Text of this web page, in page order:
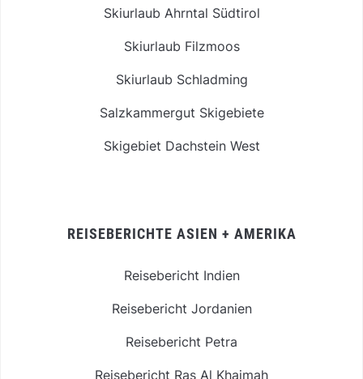
Skiurlaub Ahrntal Südtirol
Skiurlaub Filzmoos
Skiurlaub Schladming
Salzkammergut Skigebiete
Skigebiet Dachstein West
REISEBERICHTE ASIEN + AMERIKA
Reisebericht Indien
Reisebericht Jordanien
Reisebericht Petra
Reisebericht Ras Al Khaimah